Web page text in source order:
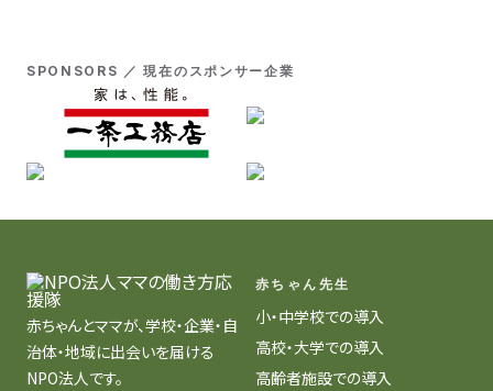
SPONSORS ／ 現在のスポンサー企業
赤ちゃんとママが、学校・企業・自
治体・地域に出会いを届ける
NPO法人です。
赤ちゃん先生
小・中学校での導入
高校・大学での導入
高齢者施設での導入